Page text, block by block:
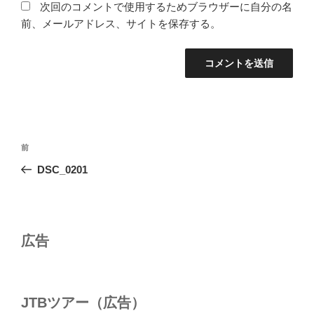
次回のコメントで使用するためブラウザーに自分の名
前、メールアドレス、サイトを保存する。
投
ナ
ー
ン
前
の
前
DSC_0201
広告
JTBツアー（広告）